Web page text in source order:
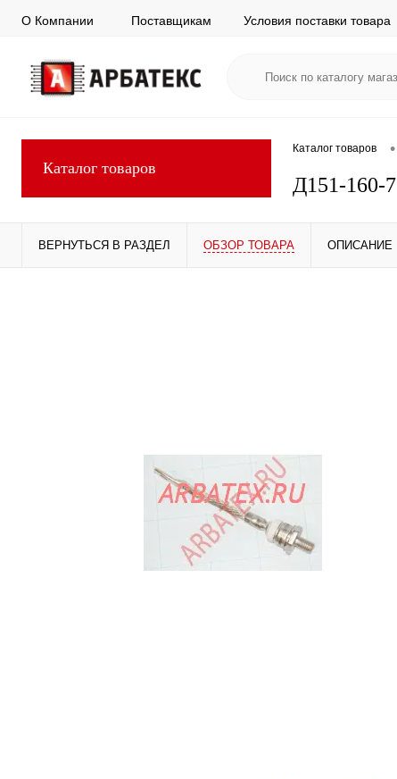
О Компании Поставщикам Условия поставки товара
Каталог товаров
Каталог товаров •
Д151-160-7
ВЕРНУТЬСЯ В РАЗДЕЛ ОБЗОР ТОВАРА ОПИСАНИЕ